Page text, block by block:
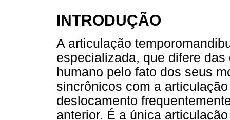
INTRODUÇÃO
A articulação
especializada, que difere
humano pelo fato dos seus
sincrônicos com a
deslocamento
anterior. É a única